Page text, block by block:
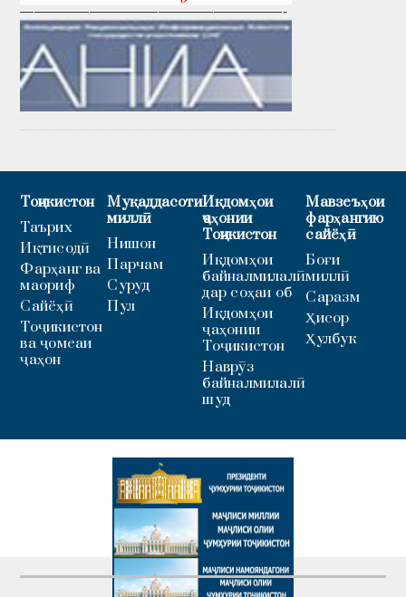
———————————————————-
Тоҷикистон
Таърих
Иқтисодӣ
Фарҳанг ва
маориф
Сайёҳӣ
Тоҷикистон
ва ҷомеаи
ҷаҳон
Муқаддасоти
миллӣ
Нишон
Парчам
Суруд
Пул
Иқдомҳои
ҷаҳонии
Тоҷикистон
Иқдомҳои
байналмилалӣ
дар соҳаи об
Иқдомҳои
ҷаҳонии
Тоҷикистон
Наврӯз
байналмилалӣ
шуд
Мавзеъҳои
фарҳангию
сайёҳӣ
Боғи
миллӣ
Саразм
Ҳисор
Ҳулбук